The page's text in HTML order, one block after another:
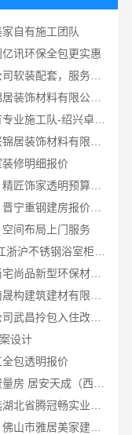
自有施工团队
讯环保全包更实惠
售后质保完善湖南美学筑家公司软装配套，服务更安心
秀洲区装饰排名公寓，嘉兴锦居装饰材料有限公司闭口合同无忧
绍兴柯桥区专业靠谱装修自有专业施工队-绍兴卓鑫装饰材料有限公司
修明细报价
广州家装装修报价全屋装修？精匠饰家透明预算报价
云南晟构建筑建材有限公司：晋宁重钢建房报价透明
间布局上门服务
南昌环保全屋定制口碑江西尚宅尚品新型环保材料有限公司
同城快装（湖北）科技有限公司武昌拎包入住改造智能家装省心
设计
包透明报价
佛山市区家装装饰老房翻新，佛山市雅居美家建筑装饰工程有限公司更省心